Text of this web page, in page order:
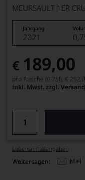
MEURSAULT 1ER
Jahrgang
2021
€ 189,00
pro Flasche (0.75l), €
inkl. Mwst. zzgl. Versand
Lebensmittel­angaben
Weitersagen: Mail